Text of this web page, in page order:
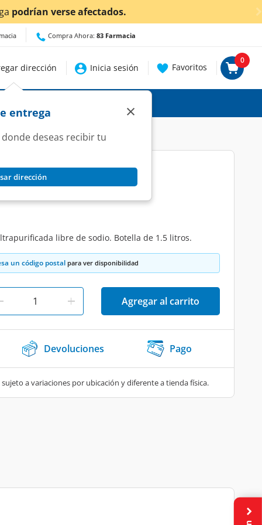
Compra Ahora: 83 Farmacia
dirección
entrega
deseas recibir tu
dirección
×
Inicia sesión Favoritos
0
1.5 l.
libre de sodio. Botella de 1.5 litros.
un código postal para ver disponibilidad
Agregar al carrito
Devoluciones Pago
a variaciones por ubicación y diferente a tienda física.